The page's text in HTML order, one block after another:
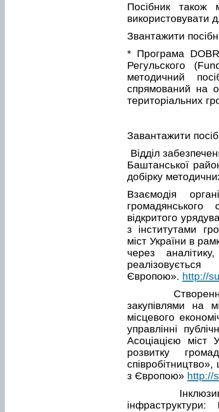
Посібник також
використовувати
Звантажити
* Програма
Регульского
методичний
спрямований на
територіальних
Завантажити
Відділ
Баштанської
добірку
Взаємодія
громадянського
відкритого
з інститутами
міст України в
через
Європою». http://
Створення
закупівлями на
місцевого
управлінні
Асоціацією міст
розвитку
з Європою» http://
Інклюзивне